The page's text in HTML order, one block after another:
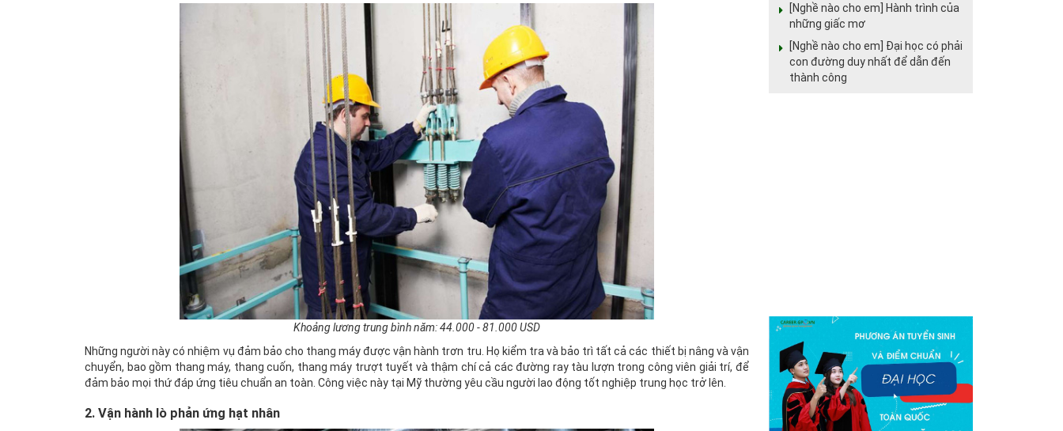
Khoảng lương trung bình năm: 44.000 - 81.000 USD
Những người này có nhiệm vụ đảm bảo cho thang máy được vận hành trơn tru. Họ kiểm tra và bảo trì tất cả các thiết bị nâng và vận
chuyển, bao gồm thang máy, thang cuốn, thang máy trượt tuyết và thậm chí cả các đường ray tàu lượn trong công viên giải trí, để
đảm bảo mọi thứ đáp ứng tiêu chuẩn an toàn. Công việc này tại Mỹ thường yêu cầu người lao động tốt nghiệp trung học trở lên.
2. Vận hành lò phản ứng hạt nhân
[Nghề nào cho em] Hành trình của
những giấc mơ
[Nghề nào cho em] Đại học có phải
con đường duy nhất để dẫn đến
thành công